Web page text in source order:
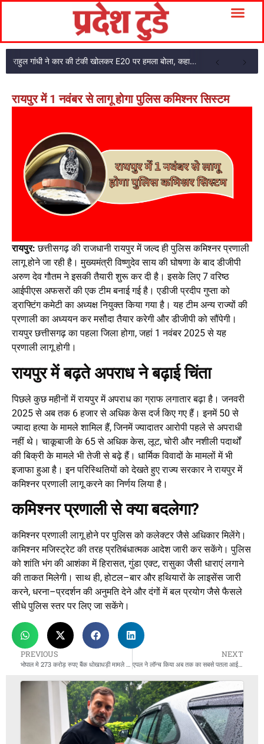
राहुल गांधी ने कार की टंकी खोलकर E20 पर हमला बोला, कहा- पूरी दाल ही काली है
रायपुर में 1 नवंबर से लागू होगा पुलिस कमिश्नर सिस्टम
रायपुर: छत्तीसगढ़ की राजधानी रायपुर में जल्द ही पुलिस कमिश्नर प्रणाली
लागू होने जा रही है। मुख्यमंत्री विष्णुदेव साय की घोषणा के बाद डीजीपी
अरुण देव गौतम ने इसकी तैयारी शुरू कर दी है। इसके लिए 7 वरिष्ठ
आईपीएस अफसरों की एक टीम बनाई गई है। एडीजी प्रदीप गुप्ता को
ड्राफ्टिंग कमेटी का अध्यक्ष नियुक्त किया गया है। यह टीम अन्य राज्यों की
प्रणाली का अध्ययन कर मसौदा तैयार करेगी और डीजीपी को सौंपेगी।
रायपुर छत्तीसगढ़ का पहला जिला होगा, जहां 1 नवंबर 2025 से यह
प्रणाली लागू होगी।
रायपुर में बढ़ते अपराध ने बढ़ाई चिंता
पिछले कुछ महीनों में रायपुर में अपराध का ग्राफ लगातार बढ़ा है। जनवरी
2025 से अब तक 6 हजार से अधिक केस दर्ज किए गए हैं। इनमें 50 से
ज्यादा हत्या के मामले शामिल हैं, जिनमें ज्यादातर आरोपी पहले से अपराधी
नहीं थे। चाकूबाजी के 65 से अधिक केस, लूट, चोरी और नशीली पदार्थों
की बिक्री के मामले भी तेजी से बढ़े हैं। धार्मिक विवादों के मामलों में भी
इजाफा हुआ है। इन परिस्थितियों को देखते हुए राज्य सरकार ने रायपुर में
कमिश्नर प्रणाली लागू करने का निर्णय लिया है।
कमिश्नर प्रणाली से क्या बदलेगा?
कमिश्नर प्रणाली लागू होने पर पुलिस को कलेक्टर जैसे अधिकार मिलेंगे।
कमिश्नर मजिस्ट्रेट की तरह प्रतिबंधात्मक आदेश जारी कर सकेंगे। पुलिस
को शांति भंग की आशंका में हिरासत, गुंडा एक्ट, रासुका जैसी धाराएं लगाने
की ताकत मिलेगी। साथ ही, होटल–बार और हथियारों के लाइसेंस जारी
करने, धरना–प्रदर्शन की अनुमति देने और दंगों में बल प्रयोग जैसे फैसले
सीधे पुलिस स्तर पर लिए जा सकेंगे।
PREVIOUS NEXT
एपल ने लॉन्च किया अब तक का सबसे पतला आईफोन, नए एयरपॉड्स और वॉच सीरीज भी पेश